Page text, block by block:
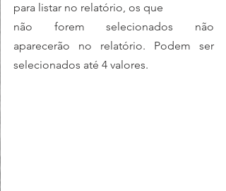
para listar no relatório, os que
não forem selecionados não
aparecerão no relatório. Podem ser
selecionados até 4 valores.